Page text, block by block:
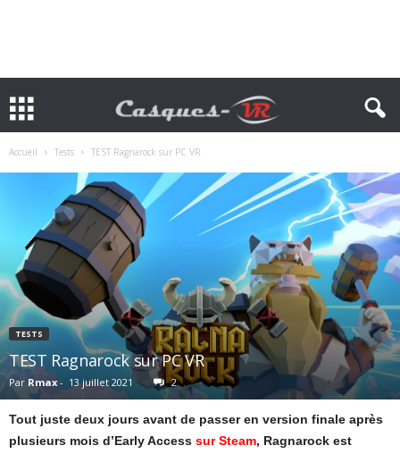
Accueil Tests TEST Ragnarock sur PC VR
TESTS
TEST Ragnarock sur PC VR
Par Rmax- 13 juillet 2021 2
Tout juste deux jours avant de passer en version finale après
plusieurs mois d’Early Access sur Steam, Ragnarock est